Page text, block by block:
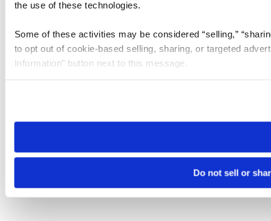
the use of these technologies.
Some of these activities may be considered “selling,”
to opt out of cookie-based selling, sharing, or targeted
Information” button next to this message.
need to be set again.
Do not sell or